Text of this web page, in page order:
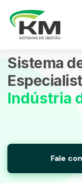
MentorSoftWeb
Sistema
Indústria
Fale